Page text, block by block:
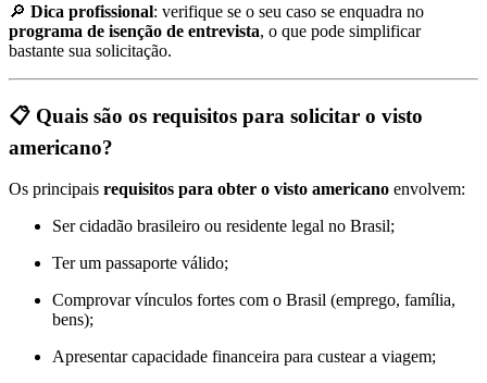
🔎 Dica profissional: verifique se o seu caso se enquadra no
programa de isenção de entrevista, o que pode simplificar
bastante sua solicitação.
📋 Quais são os requisitos para solicitar o visto
americano?
Os principais requisitos para obter o visto americano envolvem:
Ser cidadão brasileiro ou residente legal no Brasil;
Ter um passaporte válido;
Comprovar vínculos fortes com o Brasil (emprego, família,
bens);
Apresentar capacidade financeira para custear a viagem;